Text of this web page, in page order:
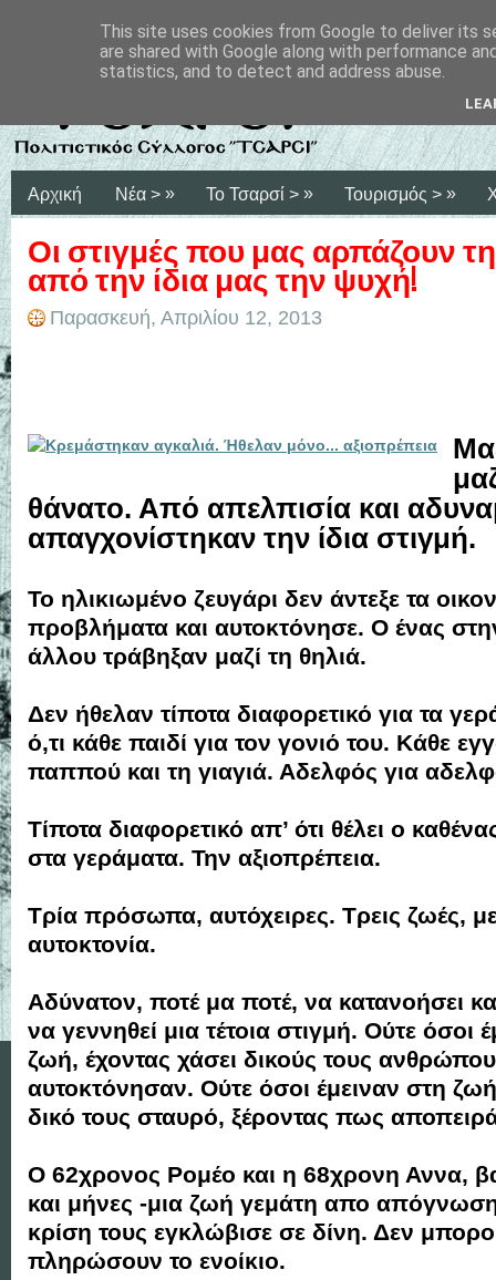
Αρχική Νέα > » Το Τσαρσί > » Τουρισμός > »
Οι στιγμές που μας αρπάζουν
από την ίδια μας την ψυχή!
Παρασκευή, Απριλίου 12, 2013
θάνατο. Από απελπισία και
απαγχονίστηκαν την ίδια στιγμή.
Το ηλικιωμένο ζευγάρι δεν άντεξε τα
προβλήματα και αυτοκτόνησε. Ο ένας
άλλου τράβηξαν μαζί τη θηλιά.
Δεν ήθελαν τίποτα διαφορετικό για τα
ό,τι κάθε παιδί για τον γονιό του. Κάθε
παππού και τη γιαγιά. Αδελφός για
Τίποτα διαφορετικό απ’ ότι θέλει ο
στα γεράματα. Την αξιοπρέπεια.
Τρία πρόσωπα, αυτόχειρες. Τρεις ζωές, με
αυτοκτονία.
Αδύνατον, ποτέ μα ποτέ, να κατανοήσει
να γεννηθεί μια τέτοια στιγμή. Ούτε όσοι
ζωή, έχοντας χάσει δικούς τους
αυτοκτόνησαν. Ούτε όσοι έμειναν στη
δικό τους σταυρό, ξέροντας πως
Ο 62χρονος Ρομέο και η 68χρονη Αννα,
και μήνες -μια ζωή γεμάτη απο
κρίση τους εγκλώβισε σε δίνη. Δεν
πληρώσουν το ενοίκιο.
This site uses cookies from Google to deliver its
are shared with Google along with performance
statistics, and to detect and address abuse.